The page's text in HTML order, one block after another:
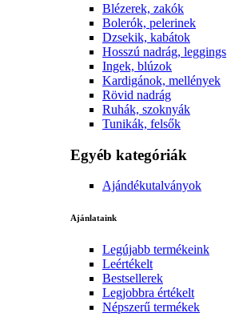
Blézerek, zakók
Bolerók, pelerinek
Dzsekik, kabátok
Hosszú nadrág, leggings
Ingek, blúzok
Kardigánok, mellények
Rövid nadrág
Ruhák, szoknyák
Tunikák, felsők
Egyéb kategóriák
Ajándékutalványok
Ajánlataink
Legújabb termékeink
Leértékelt
Bestsellerek
Legjobbra értékelt
Népszerű termékek